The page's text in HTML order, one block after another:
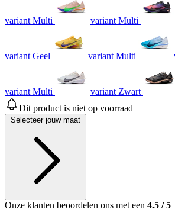
variant Multi variant Multi
variant Geel variant Multi
variant Multi
variant Zwart
Dit product is niet op voorraad
Selecteer jouw maat
Onze klanten beoordelen ons met een 4.5 /5